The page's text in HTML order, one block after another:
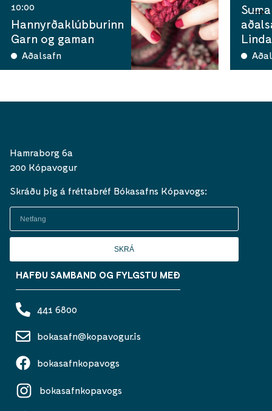
10:00
Hannyrðaklúbburinn
Garn og gaman
Aðalsafn
Hamraborg 6a
200 Kópavogur
Skráðu þig á fréttabréf Bókasafns Kópavogs:
SKRÁ
HAFÐU SAMBAND OG FYLGSTU MEÐ
441 6800
bokasafn@kopavogur.is
bokasafnkopavogs
bokasafnkopavogs